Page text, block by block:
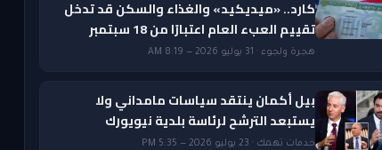
كارد.. «ميديكيد» والغذاء والسكن قد تدخل
تقييم العبء العام اعتبارًا من 18 سبتمبر
هجرة ولجوء · 31 يوليو 2026 — 8:19 AM
بيل أكمان ينتقد سياسات مامداني ولا
يستبعد الترشح لرئاسة بلدية نيويورك
خدمات تهمك · 23 يوليو 2026 — 5:35 PM